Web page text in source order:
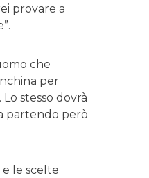
provare a
che
per
Lo stesso dovrà
partendo però
e le scelte